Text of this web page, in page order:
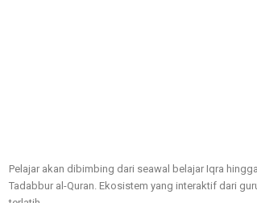
Pelajar akan dibimbing dari seawal belajar Iqra
Tadabbur al-Quran. Ekosistem yang interaktif dari